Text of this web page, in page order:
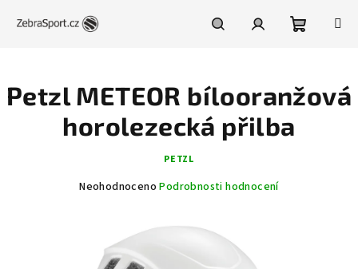
košík
Petzl METEOR bílooranžová
horolezecká přilba
PETZL
Průměrné
Neohodnoceno Podrobnosti hodnocení